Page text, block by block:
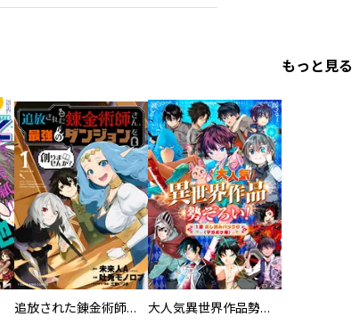
もっと見る
追放された錬金術師さん、最強のダンジョンを創りませんか？ 大人気異世界作品勢ぞろい！ １話試し読みパック１（マガポケ版）